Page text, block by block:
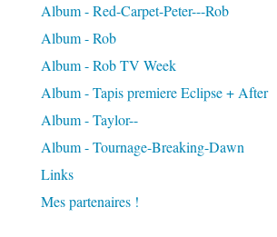
Album - Red-Carpet-Peter---Rob
Album - Rob
Album - Rob TV Week
Album - Tapis premiere Eclipse + After
Album - Taylor--
Album - Tournage-Breaking-Dawn
Links
Mes partenaires !